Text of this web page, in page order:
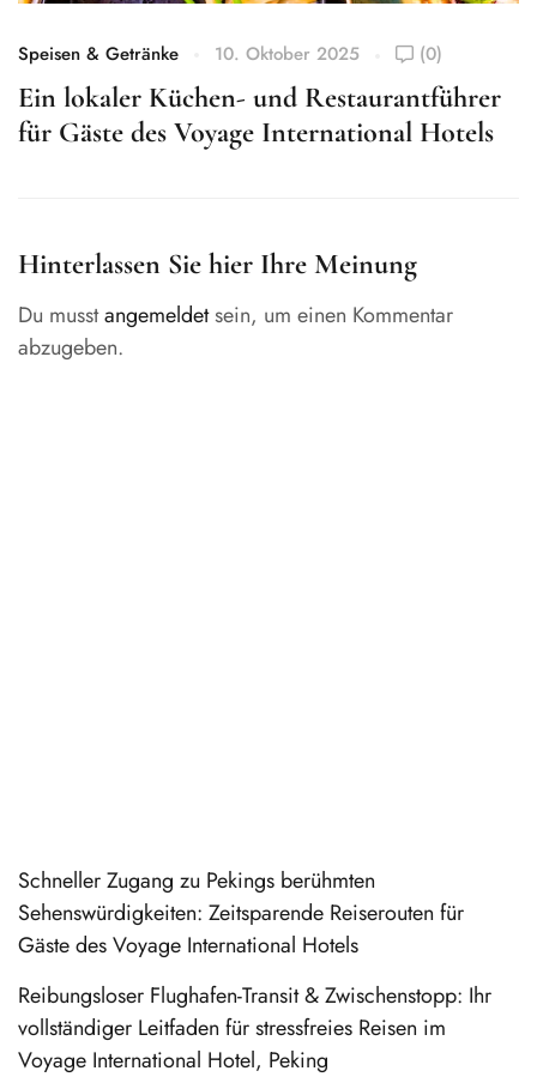
Speisen & Getränke 10. Oktober 2025 (0)
Ein lokaler Küchen- und Restaurantführer
für Gäste des Voyage International Hotels
Hinterlassen Sie hier Ihre Meinung
Du musstangemeldetsein, um einen Kommentar
abzugeben.
Schneller Zugang zu Pekings berühmten
Sehenswürdigkeiten: Zeitsparende Reiserouten für
Gäste des Voyage International Hotels
Reibungsloser Flughafen-Transit & Zwischenstopp: Ihr
vollständiger Leitfaden für stressfreies Reisen im
Voyage International Hotel, Peking